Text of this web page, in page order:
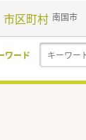
市区町村 南国市
ワード